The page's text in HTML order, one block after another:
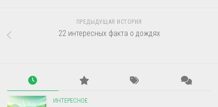
ПРЕДЫДУЩАЯ ИСТОРИЯ
22 интересных факта о дождях
ИНТЕРЕСНОЕ